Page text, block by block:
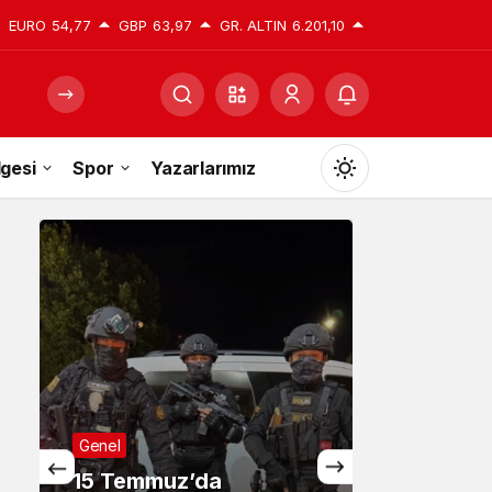
EURO 54,77 GBP 63,97 GR. ALTIN 6.201,10
Spor Yazarlarımız
Mod
değiştir
Gündüz Modu
Gündüz modunu seçin.
Gece Modu
Gece modunu seçin.